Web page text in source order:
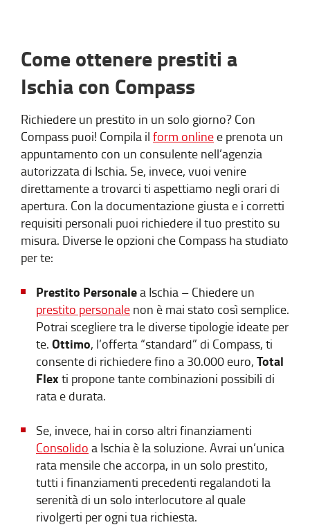
Come ottenere prestiti a
Ischia con Compass
Richiedere un prestito in un solo giorno? Con
Compass puoi! Compila il form online e prenota un
appuntamento con un consulente nell’agenzia
autorizzata di Ischia. Se, invece, vuoi venire
direttamente a trovarci ti aspettiamo negli orari di
apertura. Con la documentazione giusta e i corretti
requisiti personali puoi richiedere il tuo prestito su
misura. Diverse le opzioni che Compass ha studiato
per te:
Prestito Personalea Ischia – Chiedere un
prestito personale non è mai stato così semplice.
Potrai scegliere tra le diverse tipologie ideate per
te. Ottimo, l’offerta “standard” di Compass, ti
consente di richiedere fino a 30.000 euro, Total
Flex ti propone tante combinazioni possibili di
rata e durata.
Se, invece, hai in corso altri finanziamenti
Consolido a Ischia è la soluzione. Avrai un’unica
rata mensile che accorpa, in un solo prestito,
tutti i finanziamenti precedenti regalandoti la
serenità di un solo interlocutore al quale
rivolgerti per ogni tua richiesta.